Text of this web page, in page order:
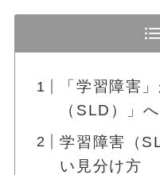
「学習障害
（SLD）」へ
学習障害（
い見分け方